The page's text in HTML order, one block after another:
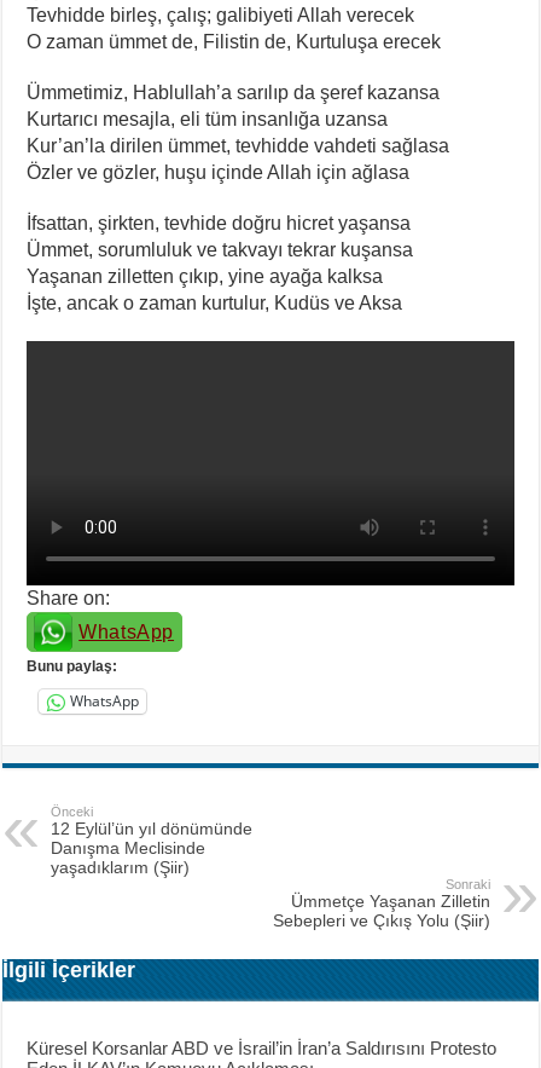
Tevhidde birleş, çalış; galibiyeti Allah verecek
O zaman ümmet de, Filistin de, Kurtuluşa erecek
Ümmetimiz, Hablullah’a sarılıp da şeref kazansa
Kurtarıcı mesajla, eli tüm insanlığa uzansa
Kur’an’la dirilen ümmet, tevhidde vahdeti sağlasa
Özler ve gözler, huşu içinde Allah için ağlasa
İfsattan, şirkten, tevhide doğru hicret yaşansa
Ümmet, sorumluluk ve takvayı tekrar kuşansa
Yaşanan zilletten çıkıp, yine ayağa kalksa
İşte, ancak o zaman kurtulur, Kudüs ve Aksa
Share on:
WhatsApp
Bunu paylaş:
WhatsApp
Önceki
12 Eylül’ün yıl dönümünde
Danışma Meclisinde
yaşadıklarım (Şiir)
Sonraki
Ümmetçe Yaşanan Zilletin
Sebepleri ve Çıkış Yolu (Şiir)
İlgili İçerikler
Küresel Korsanlar ABD ve İsrail’in İran’a Saldırısını Protesto